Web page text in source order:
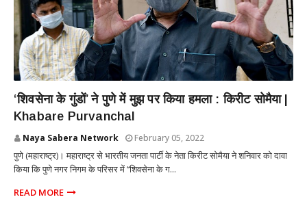
‘शिवसेना के गुंडों’ ने पुणे में मुझ पर किया हमला : किरीट सोमैया |
Khabare Purvanchal
Naya Sabera Network February 05, 2022
पुणे (महाराष्ट्र)। महाराष्ट्र से भारतीय जनता पार्टी के नेता किरीट सोमैया ने शनिवार को दावा
किया कि पुणे नगर निगम के परिसर में ‘‘शिवसेना के ग...
READ MORE